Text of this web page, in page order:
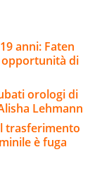
anni: Faten
opportunità di
orologi di
Lehmann
trasferimento
è fuga